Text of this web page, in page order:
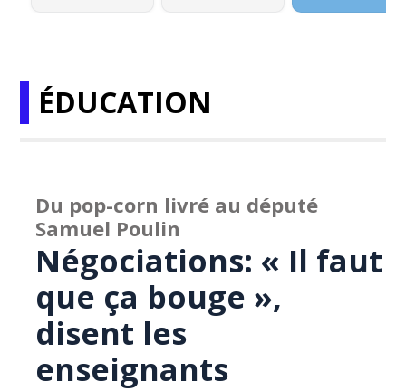
ÉDUCATION
Du pop-corn livré au député
Samuel Poulin
Négociations: « Il faut
que ça bouge »,
disent les
enseignants